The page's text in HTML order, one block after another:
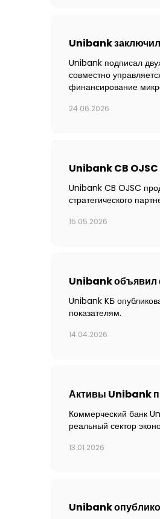
Unibank
Unibank подписал
совместно
финансирование
24.06.2026
Unibank CB
Unibank CB OJSC
стратегического
15.05.2026
Unibank объявил
Unibank KБ
показателям.
14.04.2026
Активы Unibank
Коммерческий банк
реальный сектор
13.01.2026
Unibank